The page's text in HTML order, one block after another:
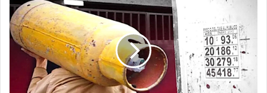
Checa
precio
del
gas
Tepeaca